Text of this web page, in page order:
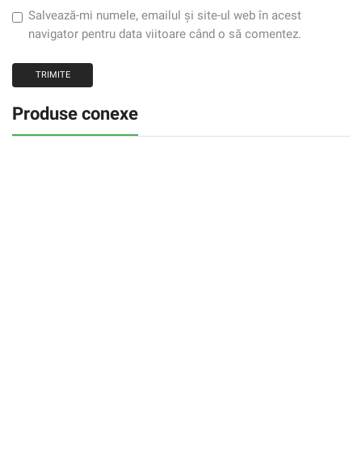
Salvează-mi numele, emailul și site-ul web în acest
navigator pentru data viitoare când o să comentez.
Produse conexe